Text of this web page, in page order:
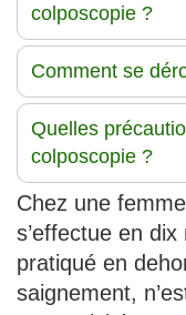
colposcopie ?
Comment se
Quelles
colposcopie ?
Chez une
s’effectue en
pratiqué en
saignement,